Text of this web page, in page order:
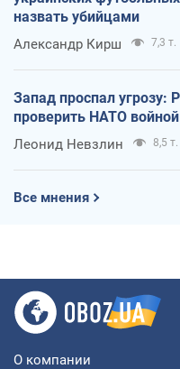
назвать убийцами
Александр Кирш 7,3 т.
Запад проспал угрозу:
проверить НАТО войной
Леонид Невзлин 8,5 т.
Все мнения
О компании